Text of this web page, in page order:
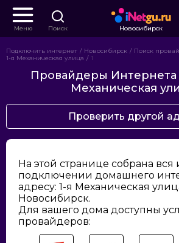
Меню Поиск Новосибирск
Подключить интернет Новосибирск
Поиск
1-я Механическая улица
1
Провайдеры Интернета
Механическая
Проверить другой
На этой странице собрана
подключении домашнего
адресу: 1-я Механическая
Новосибирск.
Для вашего дома доступны
провайдеров: